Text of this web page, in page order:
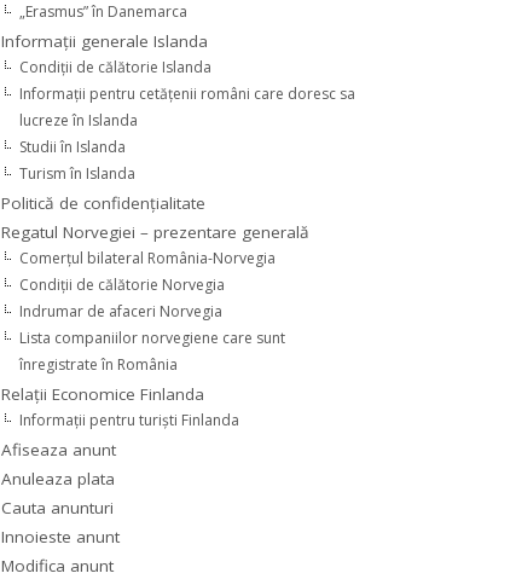
„Erasmus” în Danemarca
Informaţii generale Islanda
Condiţii de călătorie Islanda
Informaţii pentru cetăţenii români care doresc sa
lucreze în Islanda
Studii în Islanda
Turism în Islanda
Politică de confidențialitate
Regatul Norvegiei – prezentare generală
Comerţul bilateral România-Norvegia
Condiții de călătorie Norvegia
Indrumar de afaceri Norvegia
Lista companiilor norvegiene care sunt
înregistrate în România
Relaţii Economice Finlanda
Informaţii pentru turişti Finlanda
Afiseaza anunt
Anuleaza plata
Cauta anunturi
Innoieste anunt
Modifica anunt